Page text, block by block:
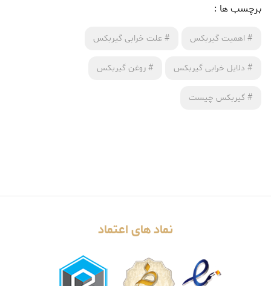
برچسب ها :
# اهمیت گیربکس #علت خرابی گیربکس
# دلایل خرابی گیربکس #روغن گیربکس
#گیربکس چیست
نماد های اعتماد